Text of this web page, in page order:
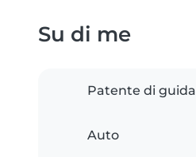
Su di me
Patente di guida
Auto